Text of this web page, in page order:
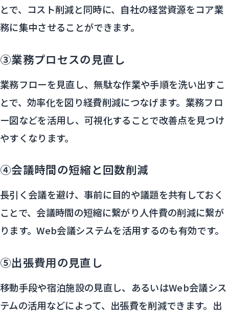
とで、コスト削減と同時に、自社の経営資源をコア業
務に集中させることができます。
③業務プロセスの見直し
業務フローを見直し、無駄な作業や手順を洗い出すこ
とで、効率化を図り経費削減につなげます。業務フロ
ー図などを活用し、可視化することで改善点を見つけ
やすくなります。
④会議時間の短縮と回数削減
長引く会議を避け、事前に目的や議題を共有しておく
ことで、会議時間の短縮に繋がり人件費の削減に繋が
ります。Web会議システムを活用するのも有効です。
⑤出張費用の見直し
移動手段や宿泊施設の見直し、あるいはWeb会議シス
テムの活用などによって、出張費を削減できます。出